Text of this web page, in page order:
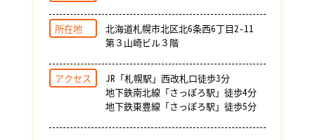
所在地
北海道札幌市北区北6条西6丁目2-11
第３山崎ビル３階
アクセス
JR「札幌駅」西改札口徒歩3分
地下鉄南北線「さっぽろ駅」徒歩4分
地下鉄東豊線「さっぽろ駅」徒歩5分